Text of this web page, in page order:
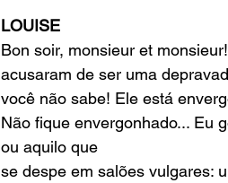
LOUISE
Bon soir, monsieur et
acusaram de ser uma
você não sabe! Ele está
Não fique envergonhado... Eu
ou aquilo que
se despe em salões vulgares: